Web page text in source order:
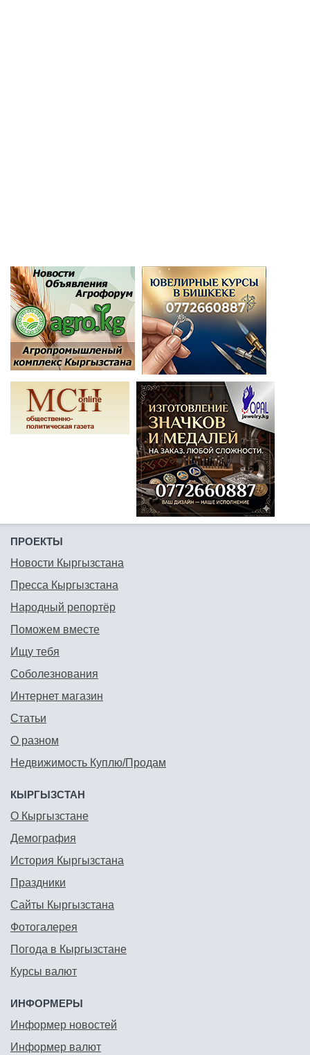
ПРОЕКТЫ
Новости Кыргызстана
Пресса Кыргызстана
Народный репортёр
Поможем вместе
Ищу тебя
Соболезнования
Интернет магазин
Статьи
О разном
Недвижимость Куплю/Продам
КЫРГЫЗСТАН
О Кыргызстане
Демография
История Кыргызстана
Праздники
Сайты Кыргызстана
Фотогалерея
Погода в Кыргызстане
Курсы валют
ИНФОРМЕРЫ
Информер новостей
Информер валют